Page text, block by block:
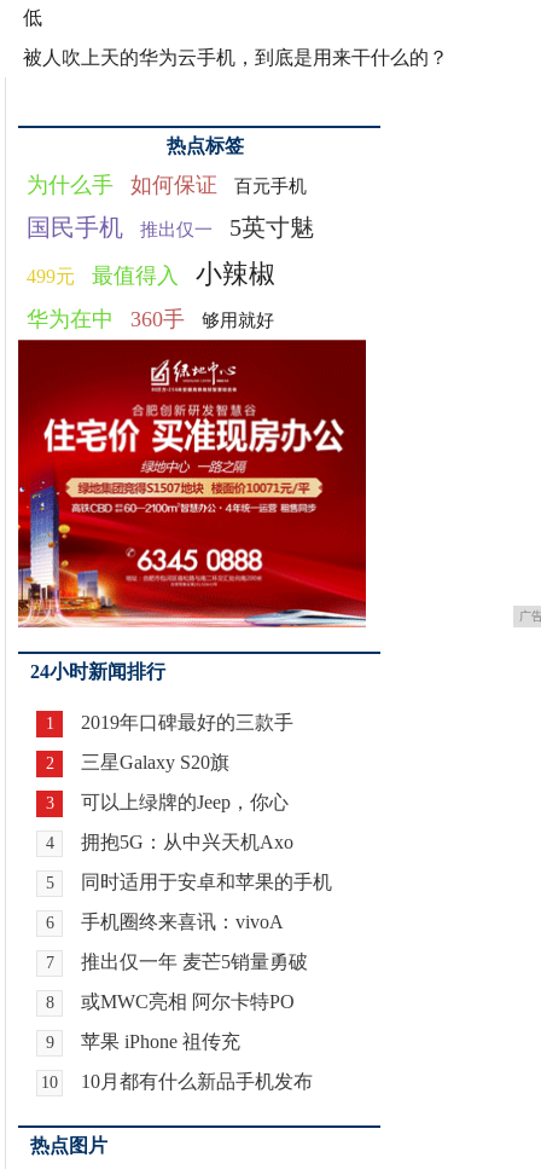
低
被人吹上天的华为云手机，到底是用来干什么的？
热点标签
为什么手 如何保证 百元手机
国民手机 推出仅一 5英寸魅
499元 最值得入 小辣椒
华为在中 360手 够用就好
广
24小时新闻排行
1 2019年口碑最好的三款手
2 三星Galaxy S20旗
3 可以上绿牌的Jeep，你心
4 拥抱5G：从中兴天机Axo
5 同时适用于安卓和苹果的手机
6 手机圈终来喜讯：vivoA
7 推出仅一年 麦芒5销量勇破
8 或MWC亮相 阿尔卡特PO
9 苹果 iPhone 祖传充
10 10月都有什么新品手机发布
热点图片